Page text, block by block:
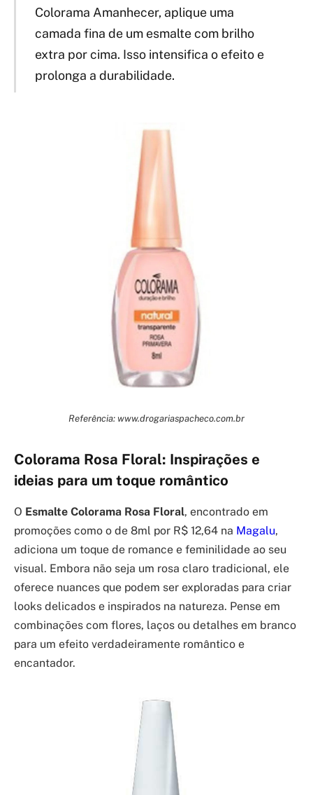
Colorama Amanhecer, aplique uma
camada fina de um esmalte com brilho
extra por cima. Isso intensifica o efeito e
prolonga a durabilidade.
Referência: www.drogariaspacheco.com.br
Colorama Rosa Floral: Inspirações e
ideias para um toque romântico
O Esmalte Colorama Rosa Floral, encontrado em
promoções como o de 8ml por R$ 12,64 na Magalu,
adiciona um toque de romance e feminilidade ao seu
visual. Embora não seja um rosa claro tradicional, ele
oferece nuances que podem ser exploradas para criar
looks delicados e inspirados na natureza. Pense em
combinações com flores, laços ou detalhes em branco
para um efeito verdadeiramente romântico e
encantador.